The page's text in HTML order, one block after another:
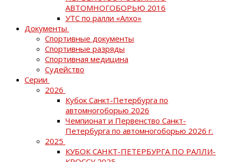
АВТОМНОГОБОРЬЮ 2016
УТС по ралли «Алхо»
Документы
Спортивные документы
Спортивные разряды
Спортивная медицина
Судейство
Серии
2026
Кубок Санкт-Петербурга по
автомногоборью 2026
Чемпионат и Первенство Санкт-
Петербурга по автомногоборью 2026 г.
2025
КУБОК САНКТ-ПЕТЕРБУРГА ПО РАЛЛИ-